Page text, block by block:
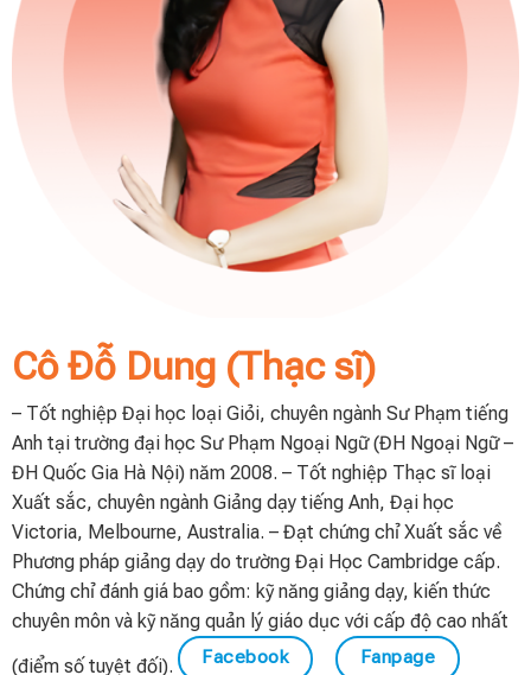
Cô Đỗ Dung (Thạc sĩ)
– Tốt nghiệp Đại học loại Giỏi, chuyên ngành Sư Phạm tiếng
Anh tại trường đại học Sư Phạm Ngoại Ngữ (ĐH Ngoại Ngữ –
ĐH Quốc Gia Hà Nội) năm 2008. – Tốt nghiệp Thạc sĩ loại
Xuất sắc, chuyên ngành Giảng dạy tiếng Anh, Đại học
Victoria, Melbourne, Australia. – Đạt chứng chỉ Xuất sắc về
Phương pháp giảng dạy do trường Đại Học Cambridge cấp.
Chứng chỉ đánh giá bao gồm: kỹ năng giảng dạy, kiến thức
chuyên môn và kỹ năng quản lý giáo dục với cấp độ cao nhất
(điểm số tuyệt đối). Facebook Fanpage